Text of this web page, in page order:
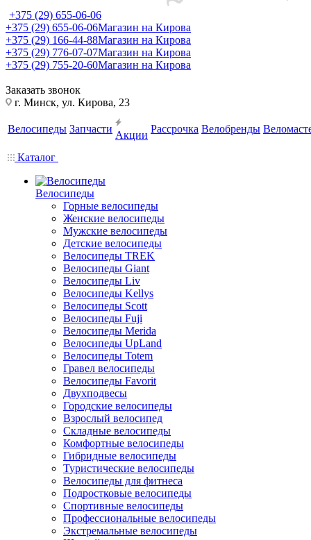
+375 (29) 655-06-06
+375 (29) 655-06-06Магазин на Кирова
+375 (29) 166-44-88Магазин на Кирова
+375 (29) 776-07-07Магазин на Кирова
+375 (29) 755-20-60Магазин на Кирова
Заказать звонок
г. Минск, ул. Кирова, 23
Велосипеды Запчасти
Акции
Рассрочка Велобренды
Каталог
Велосипеды
Горные велосипеды
Женские велосипеды
Мужские велосипеды
Детские велосипеды
Велосипеды TREK
Велосипеды Giant
Велосипеды Liv
Велосипеды Kellys
Велосипеды Scott
Велосипеды Fuji
Велосипеды Merida
Велосипеды UpLand
Велосипеды Totem
Гравел велосипеды
Велосипеды Favorit
Двухподвесы
Городские велосипеды
Взрослый велосипед
Складные велосипеды
Комфортные велосипеды
Гибридные велосипеды
Туристические велосипеды
Велосипеды для фитнеса
Подростковые велосипеды
Спортивные велосипеды
Профессиональные велосипеды
Экстремальные велосипеды